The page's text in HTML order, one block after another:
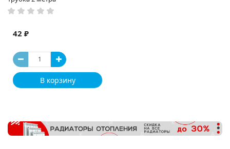
42 ₽
В корзину